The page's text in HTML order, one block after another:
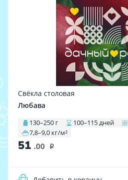
Свёкла столовая
Любава
130–250 г 100–115 дней
7,8–9,0 кг/м²
51 .00 i